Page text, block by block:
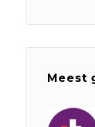
Meest